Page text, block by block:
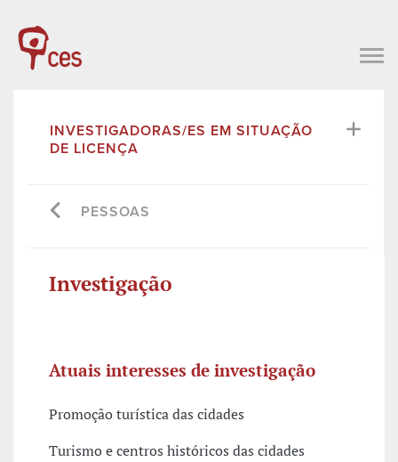
INVESTIGADORAS/ES EM SITUAÇÃO
DE LICENÇA
PESSOAS
Investigação
Atuais interesses de investigação
Promoção turística das cidades
Turismo e centros históricos das cidades